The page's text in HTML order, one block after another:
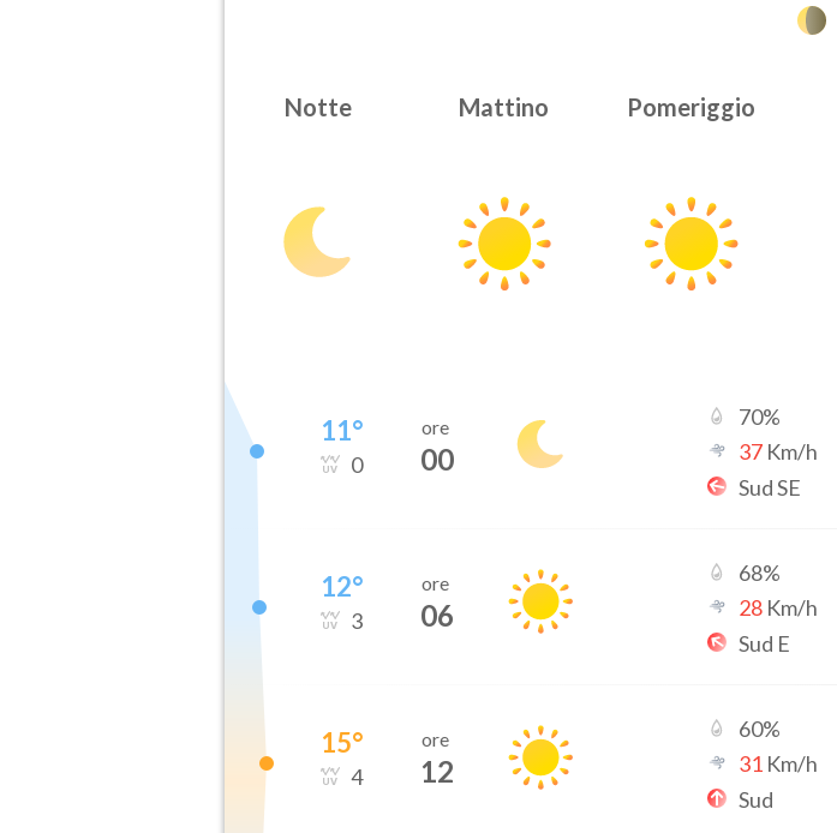
Notte Mattino Pomeriggio
11°
0
ore
00
70%
37 Km/h
Sud SE
12°
3
ore
06
68%
28 Km/h
Sud E
15°
4
ore
12
60%
31 Km/h
Sud